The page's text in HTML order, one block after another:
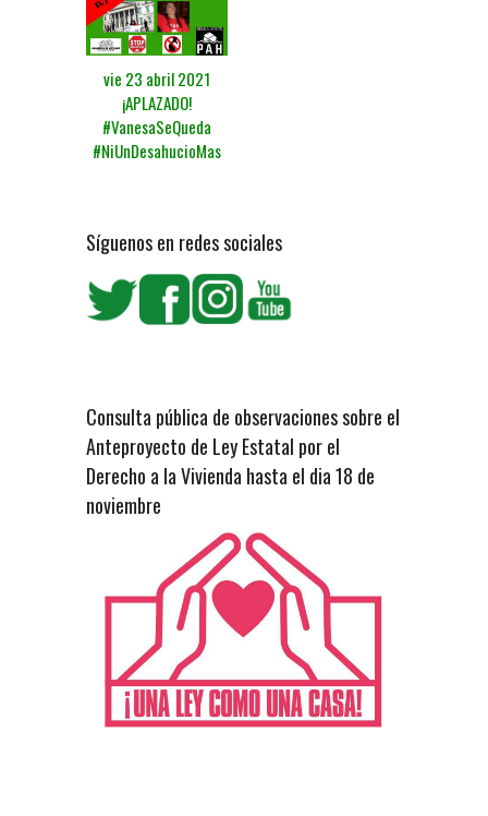
vie 23 abril 2021
¡APLAZADO!
#VanesaSeQueda
#NiUnDesahucioMas
Síguenos en redes sociales
Consulta pública de observaciones sobre el
Anteproyecto de Ley Estatal por el
Derecho a la Vivienda hasta el dia 18 de
noviembre